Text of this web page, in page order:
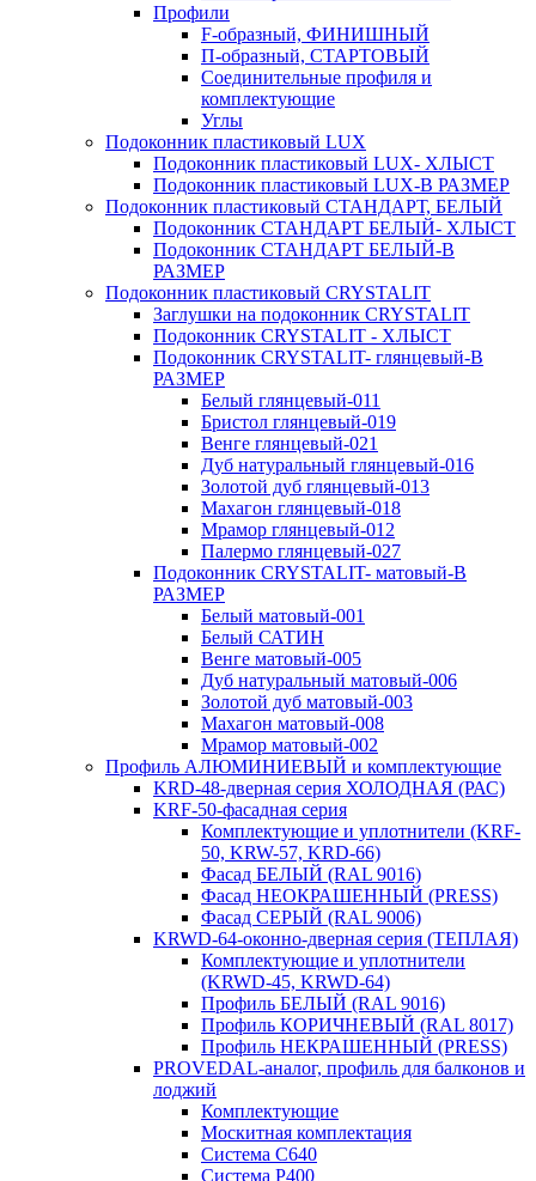
Профили
F-образный, ФИНИШНЫЙ
П-образный, СТАРТОВЫЙ
Соединительные профиля и
комплектующие
Углы
Подоконник пластиковый LUX
Подоконник пластиковый LUX- ХЛЫСТ
Подоконник пластиковый LUX-В РАЗМЕР
Подоконник пластиковый СТАНДАРТ, БЕЛЫЙ
Подоконник СТАНДАРТ БЕЛЫЙ- ХЛЫСТ
Подоконник СТАНДАРТ БЕЛЫЙ-В
РАЗМЕР
Подоконник пластиковый CRYSTALIT
Заглушки на подоконник CRYSTALIT
Подоконник CRYSTALIT - ХЛЫСТ
Подоконник CRYSTALIT- глянцевый-В
РАЗМЕР
Белый глянцевый-011
Бристол глянцевый-019
Венге глянцевый-021
Дуб натуральный глянцевый-016
Золотой дуб глянцевый-013
Махагон глянцевый-018
Мрамор глянцевый-012
Палермо глянцевый-027
Подоконник CRYSTALIT- матовый-В
РАЗМЕР
Белый матовый-001
Белый САТИН
Венге матовый-005
Дуб натуральный матовый-006
Золотой дуб матовый-003
Махагон матовый-008
Мрамор матовый-002
Профиль АЛЮМИНИЕВЫЙ и комплектующие
KRD-48-дверная серия ХОЛОДНАЯ (РАС)
KRF-50-фасадная серия
Комплектующие и уплотнители (KRF-
50, KRW-57, KRD-66)
Фасад БЕЛЫЙ (RAL 9016)
Фасад НЕОКРАШЕННЫЙ (PRESS)
Фасад СЕРЫЙ (RAL 9006)
KRWD-64-оконно-дверная серия (ТЕПЛАЯ)
Комплектующие и уплотнители
(KRWD-45, KRWD-64)
Профиль БЕЛЫЙ (RAL 9016)
Профиль КОРИЧНЕВЫЙ (RAL 8017)
Профиль НЕКРАШЕННЫЙ (PRESS)
PROVEDAL-аналог, профиль для балконов и
лоджий
Комплектующие
Москитная комплектация
Система C640
Система P400